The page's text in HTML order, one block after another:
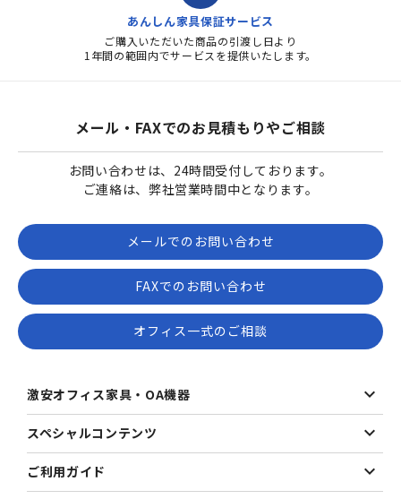
あんしん家具保証サービス
ご購入いただいた商品の引渡し日より
1年間の範囲内でサービスを提供いたします。
メール・FAXでのお見積もりやご相談
お問い合わせは、24時間受付しております。
ご連絡は、弊社営業時間中となります。
メールでのお問い合わせ
FAXでのお問い合わせ
オフィス一式のご相談
激安オフィス家具・OA機器
スペシャルコンテンツ
ご利用ガイド